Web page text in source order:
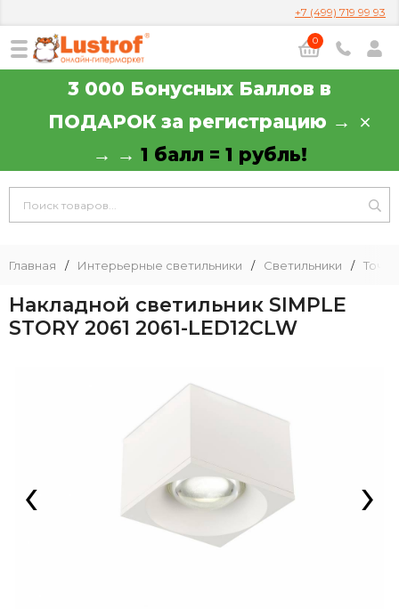
+7 (499) 719 99 93
0
3 000 Бонусных Баллов в
ПОДАРОК за регистрацию →
→ → 1 балл = 1 рубль!
Главная / Интерьерные светильники / Светильники /
Накладной светильник SIMPLE
STORY 2061 2061-LED12CLW
‹ ›